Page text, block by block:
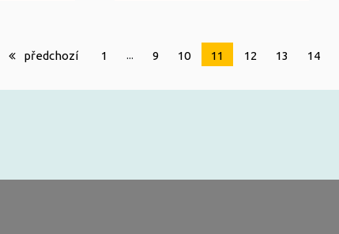
předchozí 1 ... 9 10 11 12 13 14